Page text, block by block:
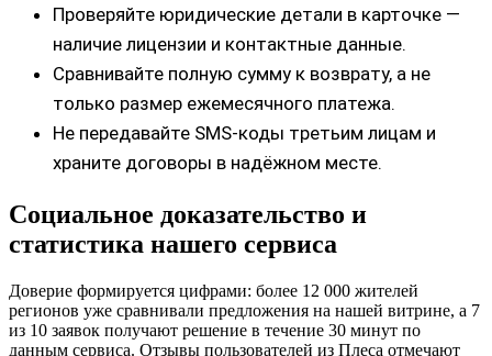
Проверяйте юридические детали в карточке —
наличие лицензии и контактные данные.
Сравнивайте полную сумму к возврату, а не
только размер ежемесячного платежа.
Не передавайте SMS-коды третьим лицам и
храните договоры в надёжном месте.
Социальное доказательство и
статистика нашего сервиса
Доверие формируется цифрами: более 12 000 жителей
регионов уже сравнивали предложения на нашей витрине, а 7
из 10 заявок получают решение в течение 30 минут по
данным сервиса. Отзывы пользователей из Плеса отмечают